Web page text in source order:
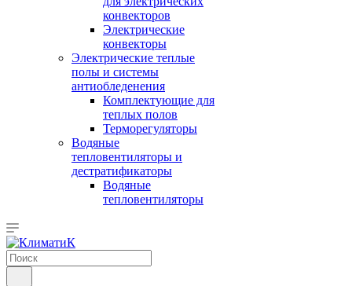
конвекторов
Электрические
конвекторы
Электрические теплые
полы и системы
антиобледенения
Комплектующие для
теплых полов
Терморегуляторы
Водяные
тепловентиляторы и
дестратификаторы
Водяные
тепловентиляторы